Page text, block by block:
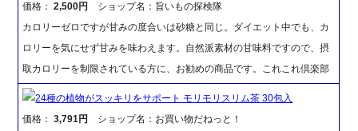
価格：2,500円
ショップ名：旨いもの探検隊
カロリーゼロですが甘みの度合いは砂糖と同じ。ダイエット中でも、カ
ロリーを気にせず甘みを味わえます。自然派素材の甘味料ですので、摂
取カロリーを制限されている方に、お勧めの商品です。これこれ倶楽部
24種の植物がスッキリをサポート モリモリスリム茶 30包入
価格：3,791円
ショップ名：お買い物だねっと！